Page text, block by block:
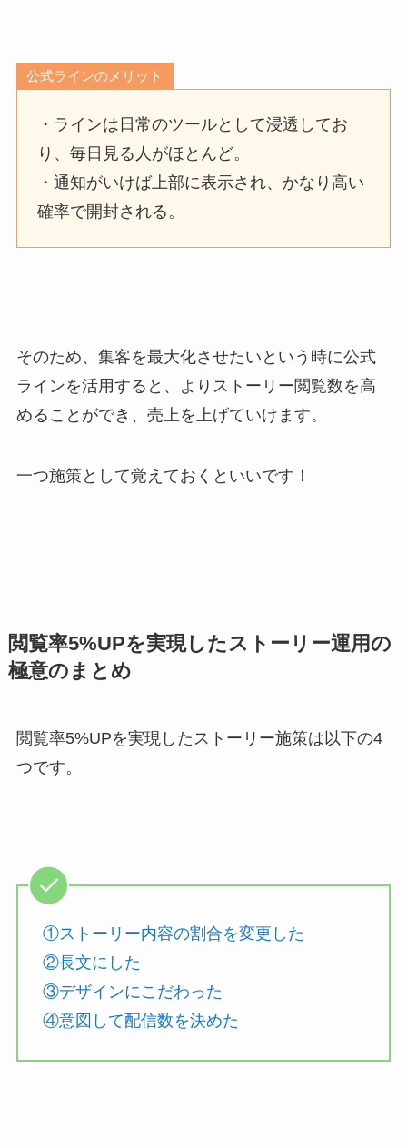
公式ラインのメリット
・ラインは日常のツールとして浸透してお
り、毎日見る人がほとんど。
・通知がいけば上部に表示され、かなり高い
確率で開封される。
そのため、集客を最大化させたいという時に公式
ラインを活用すると、よりストーリー閲覧数を高
めることができ、売上を上げていけます。
一つ施策として覚えておくといいです！
閲覧率5%UPを実現したストーリー運用の
極意のまとめ
閲覧率5%UPを実現したストーリー施策は以下の4
つです。
①ストーリー内容の割合を変更した
②長文にした
③デザインにこだわった
④意図して配信数を決めた